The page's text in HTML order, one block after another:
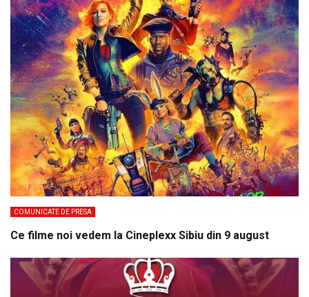
COMUNICATE DE PRESA
Ce filme noi vedem la Cineplexx Sibiu din 9 august